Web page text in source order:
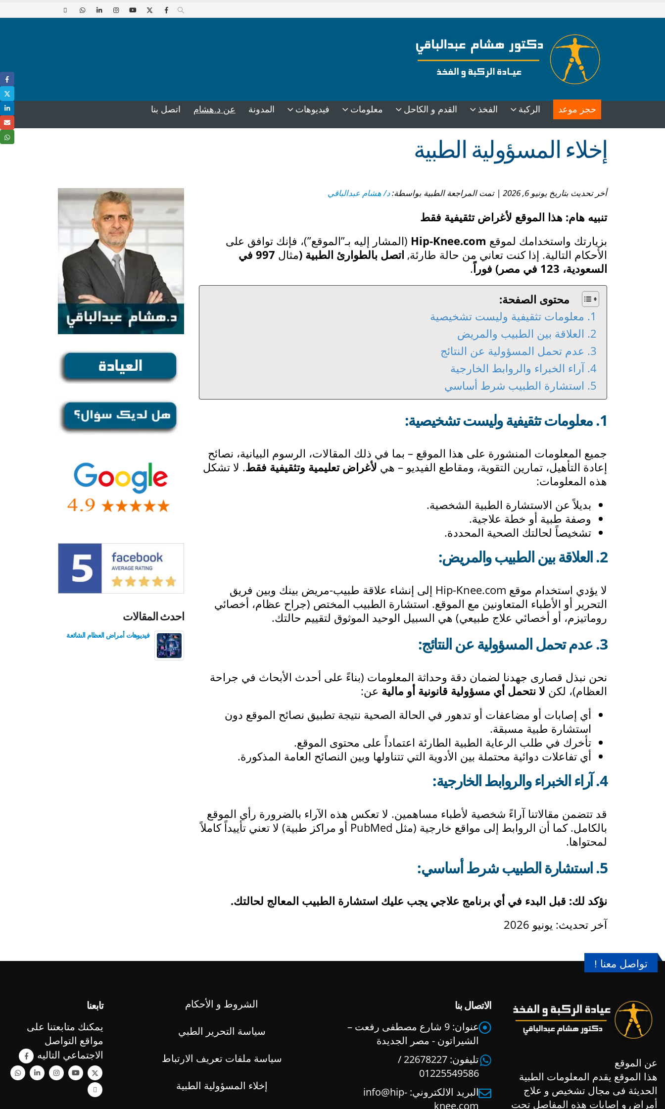
حجز موعد الركبة الفخذ القدم و الكاحل معلومات فيديوهات المدونة عن د.هشام اتصل بنا
إخلاء المسؤولية الطبية
أخر تحديث بتاريخ يونيو 6, 2026 | تمت المراجعة الطبية بواسطة: د/ هشام عبدالباقي
تنبيه هام: هذا الموقع لأغراض تثقيفية فقط
بزيارتك واستخدامك لموقع Hip-Knee.com (المشار إليه بـ”الموقع”)، فإنك توافق على
الأحكام التالية. إذا كنت تعاني من حالة طارئة, اتصل بالطوارئ الطبية (مثال
997 في
السعودية، 123 في مصر) فوراً
.
محتوى الصفحة:
1. معلومات تثقيفية وليست تشخيصية
2. العلاقة بين الطبيب والمريض
3. عدم تحمل المسؤولية عن النتائج
4. آراء الخبراء والروابط الخارجية
5. استشارة الطبيب شرط أساسي
1. معلومات تثقيفية وليست تشخيصية:
جميع المعلومات المنشورة على هذا الموقع – بما في ذلك المقالات، الرسوم البيانية، نصائح
إعادة التأهيل، تمارين التقوية، ومقاطع الفيديو – هي لأغراض تعليمية وتثقيفية فقط. لا تشكل
هذه المعلومات:
بديلاً عن الاستشارة الطبية الشخصية.
وصفة طبية أو خطة علاجية.
تشخيصاً لحالتك الصحية المحددة.
2. العلاقة بين الطبيب والمريض:
لا يؤدي استخدام موقع Hip-Knee.com إلى إنشاء علاقة طبيب-مريض بينك وبين فريق
التحرير أو الأطباء المتعاونين مع الموقع. استشارة الطبيب المختص (جراح عظام، أخصائي
روماتيزم، أو أخصائي علاج طبيعي) هي السبيل الوحيد الموثوق لتقييم حالتك.
3. عدم تحمل المسؤولية عن النتائج:
نحن نبذل قصارى جهدنا لضمان دقة وحداثة المعلومات (بناءً على أحدث الأبحاث في جراحة
العظام)، لكن لا نتحمل أي مسؤولية قانونية أو مالية عن:
أي إصابات أو مضاعفات أو تدهور في الحالة الصحية نتيجة تطبيق نصائح الموقع دون
استشارة طبية مسبقة.
تأخرك في طلب الرعاية الطبية الطارئة اعتماداً على محتوى الموقع.
أي تفاعلات دوائية محتملة بين الأدوية التي تتناولها وبين النصائح العامة المذكورة.
4. آراء الخبراء والروابط الخارجية:
قد تتضمن مقالاتنا آراءً شخصية لأطباء مساهمين. لا تعكس هذه الآراء بالضرورة رأي الموقع
بالكامل. كما أن الروابط إلى مواقع خارجية (مثل PubMed أو مراكز طبية) لا تعني تأييداً كاملاً
لمحتواها.
5. استشارة الطبيب شرط أساسي:
نؤكد لك: قبل البدء في أي برنامج علاجي يجب عليك استشارة الطبيب المعالج لحالتك.
آخر تحديث: يونيو 2026
احدث المقالات
فيديوهات أمراض العظام الشائعة
تواصل معنا !
عن الموقع
هذا الموقع يقدم المعلومات الطبية
الحديثة فى مجال تشخيص و علاج
أمراض و إصابات هذه المفاصل تحت
الاتصال بنا
عنوان:
9 شارع مصطفى رفعت –
الشيراتون - مصر الجديدة
تليفون:
22678227 /
01225549586
البريد الالكتروني: info@hip-
knee.com
الشروط و الأحكام
سياسة التحرير الطبي
سياسة ملفات تعريف الارتباط
إخلاء المسؤولية الطبية
تابعنا
يمكنك متابعتنا على
مواقع التواصل
الاجتماعي التاليه